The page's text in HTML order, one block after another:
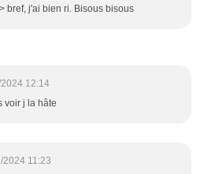
bref, j'ai bien ri. Bisous bisous
12:14
voir j la hâte
2024 11:23